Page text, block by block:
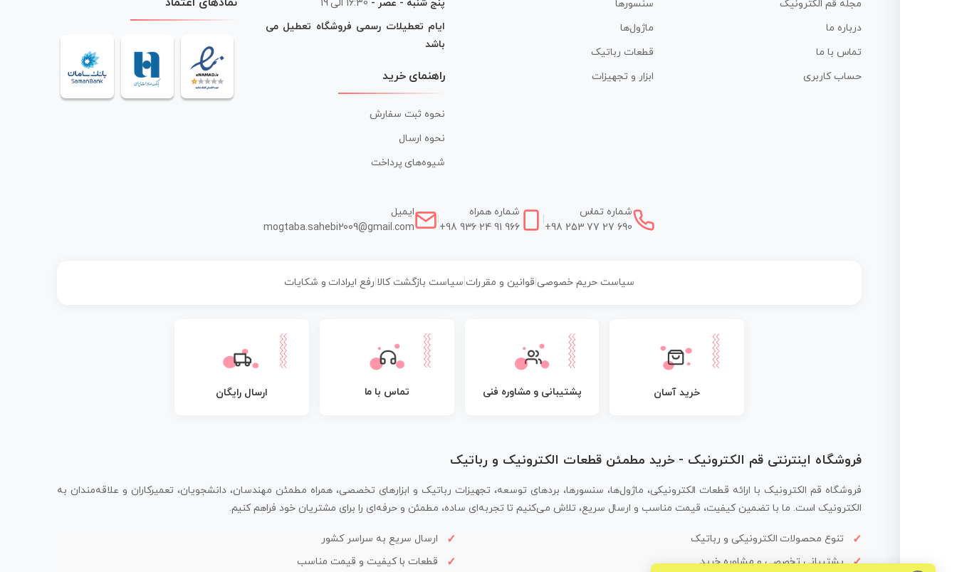
مجله قم الکترونیک
درباره ما
تماس با ما
حساب کاربری
سنسورها
ماژول‌ها
قطعات رباتیک
ابزار و تجهیزات
پنج شنبه - عصر - 16:30 الی 19
ایام تعطیلات رسمی فروشگاه تعطیل می
باشد
راهنمای خرید
نحوه ثبت سفارش
نحوه ارسال
شیوه‌های پرداخت
شماره تماس
+98 253 77 27 690
شماره همراه
+98 936 24 91 966
ایمیل
mogtaba.sahebi2009@gmail.com
سیاست حریم خصوصی| قوانین و مقررات سیاست بازگشت کالا رفع ایرادات و شکایات
خرید آسان پشتیبانی و مشاوره فنی تماس با ما ارسال رایگان
فروشگاه اینترنتی قم الکترونیک - خرید مطمئن قطعات الکترونیک و رباتیک
فروشگاه قم الکترونیک با ارائه قطعات الکترونیکی، ماژول‌ها، سنسورها، بردهای توسعه، تجهیزات رباتیک و ابزارهای تخصصی، همراه مطمئن مهندسان، دانشجویان، تعمیرکاران و علاقه‌مندان به
الکترونیک است. ما با تضمین کیفیت، قیمت مناسب و ارسال سریع، تلاش می‌کنیم تا تجربه‌ای ساده، مطمئن و حرفه‌ای را برای مشتریان خود فراهم کنیم.
تنوع محصولات الکترونیکی و رباتیک
ارسال سریع به سراسر کشور
پشتیبانی تخصصی و مشاوره خرید
قطعات با کیفیت و قیمت مناسب